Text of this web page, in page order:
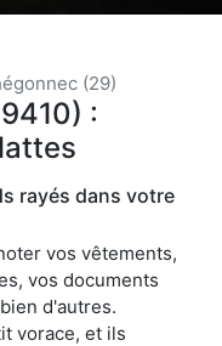
(29)
:
rayés dans votre
vos vêtements,
vos documents
d'autres.
vorace, et ils